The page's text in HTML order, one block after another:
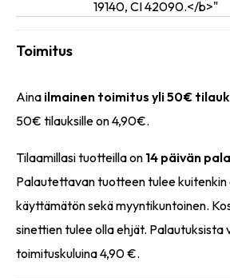
19140, CI 42090.</b>"
Toimitus
Aina ilmainen toimitus yli 50€
50€ tilauksille on 4,90€.
Tilaamillasi tuotteilla on 14 päivän
Palautettavan tuotteen tulee kuitenkin
käyttämätön sekä myyntikuntoinen.
sinettien tulee olla ehjät. Palautuksista
toimituskuluina 4,90 €.